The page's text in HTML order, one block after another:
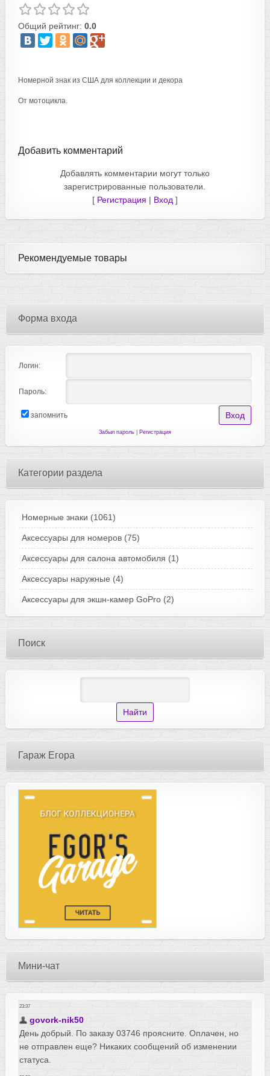
Общий рейтинг: 0.0
Номерной знак из США для коллекции и декора
От мотоцикла.
Добавить комментарий
Добавлять комментарии могут только
зарегистрированные пользователи.
[ Регистрация | Вход ]
Рекомендуемые товары
Форма входа
Логин:
Пароль:
запомнить
Забыл пароль| Регистрация
Категории раздела
Номерные знаки (1061)
Аксессуары для номеров (75)
Аксессуары для салона автомобиля (1)
Аксессуары наружные (4)
Аксессуары для экшн-камер GoPro (2)
Поиск
Гараж Егора
Мини-чат